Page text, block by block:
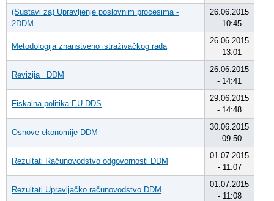
(Sustavi za) Upravljenje poslovnim procesima -
2DDM
26.06.2015
- 10:45
Metodologija znanstveno istraživačkog rada
26.06.2015
- 13:01
Revizija _DDM
26.06.2015
- 14:41
Fiskalna politika EU DDS
29.06.2015
- 14:48
Osnove ekonomije DDM
30.06.2015
- 09:50
Rezultati Računovodstvo odgovornosti DDM
01.07.2015
- 11:07
Rezultati Upravljačko računovodstvo DDM
01.07.2015
- 11:08